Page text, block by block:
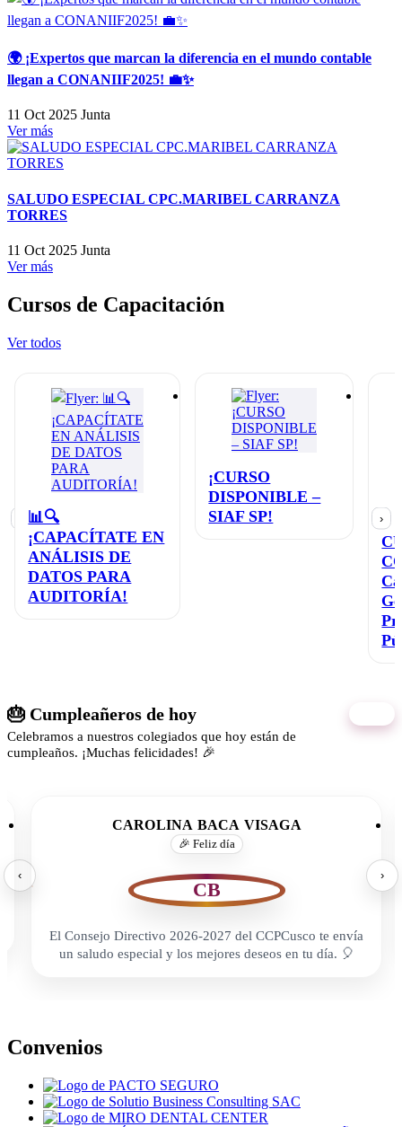
🌍 ¡Expertos que marcan la diferencia en el mundo contable
llegan a CONANIIF2025! 💼✨
11 Oct 2025 Junta
Ver más
SALUDO ESPECIAL CPC.MARIBEL CARRANZA
TORRES
11 Oct 2025 Junta
Ver más
Cursos de Capacitación
Ver todos
📊🔍
¡CAPACÍTATE EN
ANÁLISIS DE
DATOS PARA
AUDITORÍA!
¡CURSO
DISPONIBLE –
SIAF SP!
›
🎂 Cumpleañeros de hoy
Celebramos a nuestros colegiados que hoy están de
cumpleaños. ¡Muchas felicidades! 🎉
‹
CAROLINA BACA VISAGA
🎉 Feliz día
CB
El Consejo Directivo 2026-2027 del CCPCusco te envía
un saludo especial y los mejores deseos en tu día. 🎈
›
Convenios